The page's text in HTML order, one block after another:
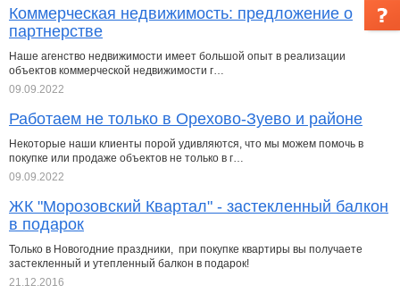
Коммерческая недвижимость: предложение о
партнерстве
Наше агенство недвижимости имеет большой опыт в реализации
объектов коммерческой недвижимости г…
09.09.2022
Работаем не только в Орехово-Зуево и районе
Некоторые наши клиенты порой удивляются, что мы можем помочь в
покупке или продаже объектов не только в г…
09.09.2022
ЖК "Морозовский Квартал" - застекленный балкон
в подарок
Только в Новогодние праздники, при покупке квартиры вы получаете
застекленный и утепленный балкон в подарок!
21.12.2016